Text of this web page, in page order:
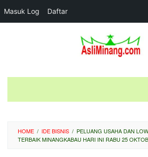
Masuk Log Daftar
HOME / IDE BISNIS / PELUANG USAHA DAN
TERBAIK MINANGKABAU HARI INI RABU 25